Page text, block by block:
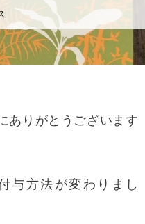
ありがとうございます
与方法が変わりまし